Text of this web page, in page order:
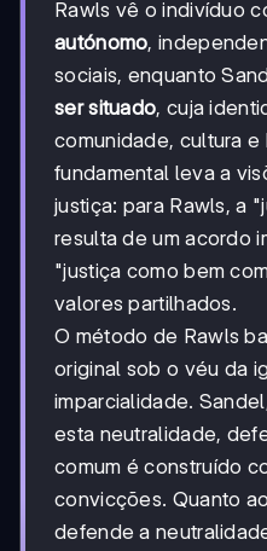
Rawls vê o indivíduo
autónomo,
sociais, enquanto
ser situado, cuja
comunidade, cultura e
fundamental leva a
justiça: para Rawls, a
resulta de um acordo
"justiça como bem
valores partilhados.
O método de Rawls
original sob o véu da
imparcialidade.
esta neutralidade,
comum é construído
convicções. Quanto
defende a